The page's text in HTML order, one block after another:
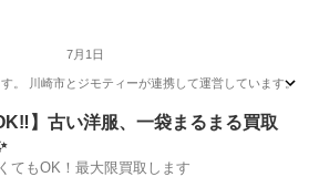
7月1日
す。 川崎市とジモティーが連携して運営していま
ア雑貨/小物 リユース
】古い洋服、一袋まるまる買取
てもOK！最大限買取します